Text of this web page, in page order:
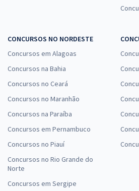
CONCURSOS NO NORDESTE
Concursos em Alagoas
Concursos na Bahia
Concursos no Ceará
Concursos no Maranhão
Concursos na Paraíba
Concursos em Pernambuco
Concursos no Piauí
Concursos no Rio Grande do
Norte
Concursos em Sergipe